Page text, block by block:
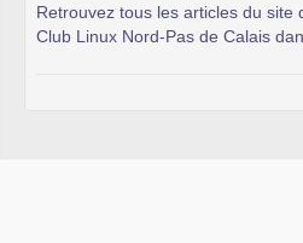
Retrouvez tous les articles du site
Club Linux Nord-Pas de Calais